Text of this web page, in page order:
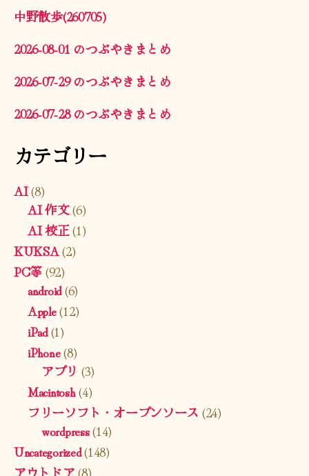
中野散歩(260705)
2026-08-01 のつぶやきまとめ
2026-07-29 のつぶやきまとめ
2026-07-28 のつぶやきまとめ
カテゴリー
AI(8)
AI 作文(6)
AI 校正(1)
KUKSA(2)
PC等(92)
android(6)
Apple(12)
iPad(1)
iPhone(8)
アプリ (3)
Macintosh(4)
フリーソフト・オープンソース (24)
wordpress(14)
Uncategorized(148)
アウトドア(8)